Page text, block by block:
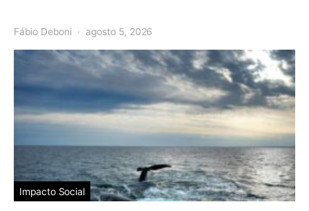
Fábio Deboni agosto 5, 2026
Impacto Social